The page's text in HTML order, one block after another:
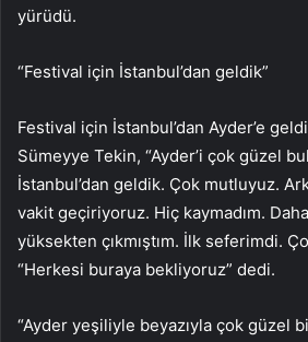
yürüdü.
“Festival için İstanbul’dan geldik”
Festival için İstanbul’dan Ayder’e
Sümeyye Tekin, “Ayder’i çok güzel
İstanbul’dan geldik. Çok mutluyuz.
vakit geçiriyoruz. Hiç kaymadım.
yüksekten çıkmıştım. İlk seferimdi.
“Herkesi buraya bekliyoruz” dedi.
“Ayder yeşiliyle beyazıyla çok güzel